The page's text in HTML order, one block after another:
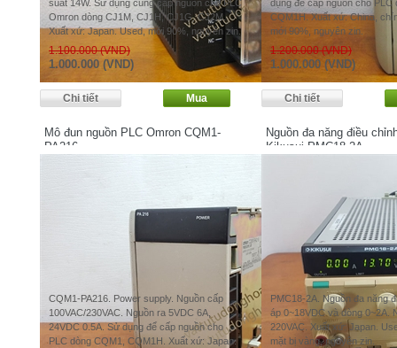
suất 14W. Sử dụng cung cấp nguồn cho PLC
Omron dòng CJ1M, CJ1H, CJ1G, CJ2M.
Xuất xứ: Japan. Used, mới 90%, nguyên zin.
1.100.000 (VND)
1.000.000 (VND)
dụng để cấp nguồn cho PLC
CQM1H. Xuất xứ: China,
mới 90%, nguyên zin.
1.200.000 (VND)
1.000.000 (VND)
Mô đun nguồn PLC Omron CQM1-
PA216
CQM1-PA216. Power supply. Nguồn cấp
100VAC/230VAC. Nguồn ra 5VDC 6A,
24VDC 0.5A. Sử dụng để cấp nguồn cho
PLC dòng CQM1, CQM1H. Xuất xứ: Japan.
Nguồn đa năng điều
Kikusui PMC18-2A
PMC18-2A. Nguồn đa năng
áp 0~18VDC và dòng 0~2A.
220VAC. Xuất xứ: Japan.
mặt bị vàng, nguyên zin.